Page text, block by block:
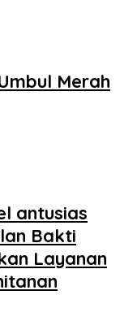
Merah
antusias
Bakti
Layanan